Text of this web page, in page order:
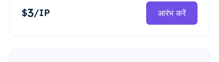
$3/IP आरंभ करें